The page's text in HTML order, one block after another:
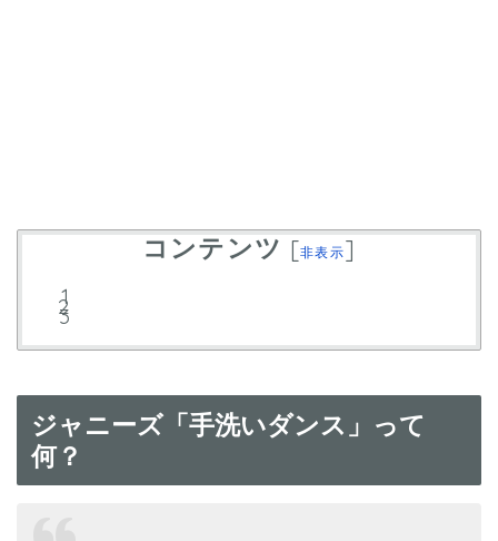
コンテンツ [非表示]
ジャニーズ「手洗いダンス」って
何？